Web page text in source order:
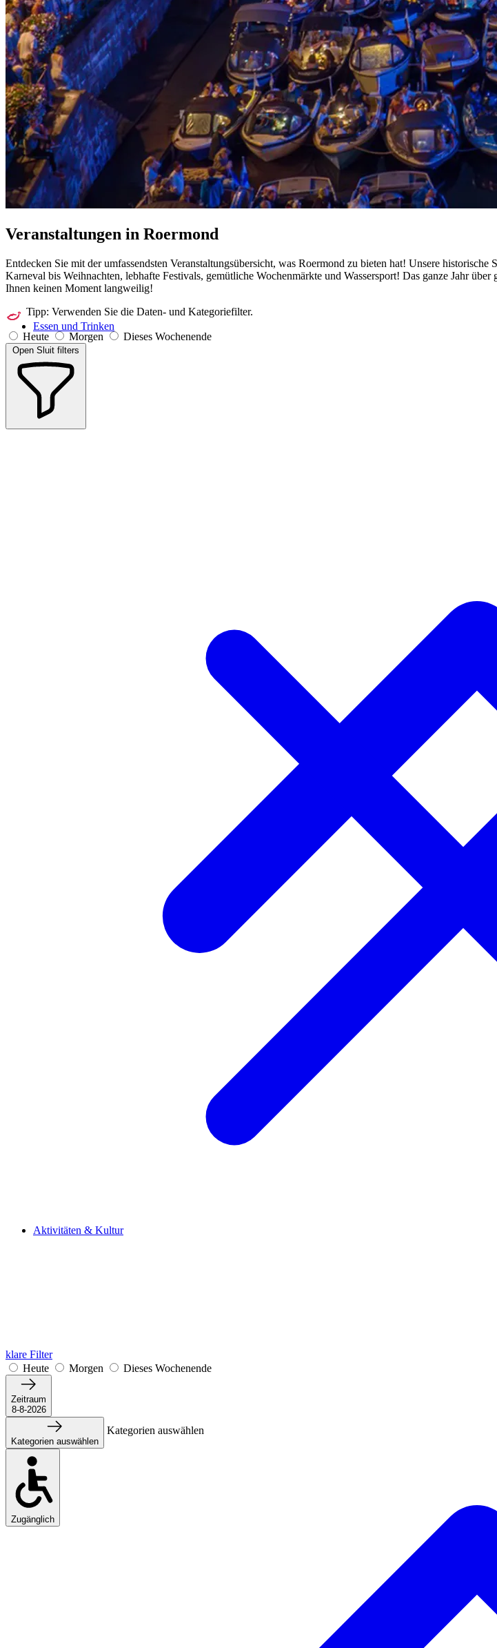
Essen und Trinken
Aktivitäten & Kultur
Veranstaltungen in Roermond
Entdecken Sie mit der umfassendsten Veranstaltungsübersicht, was Roermond zu bieten hat! Unsere
Karneval bis Weihnachten, lebhafte Festivals, gemütliche Wochenmärkte und Wassersport! Das ganze Jahr
Ihnen keinen Moment langweilig!
Tipp: Verwenden Sie die Daten- und Kategoriefilter.
Heute Morgen Dieses Wochenende
Open Sluit filters
klare Filter
Heute
Morgen Dieses Wochenende
Zeitraum
8-8-2026
Kategorien auswählen
Kategorien auswählen
Zugänglich